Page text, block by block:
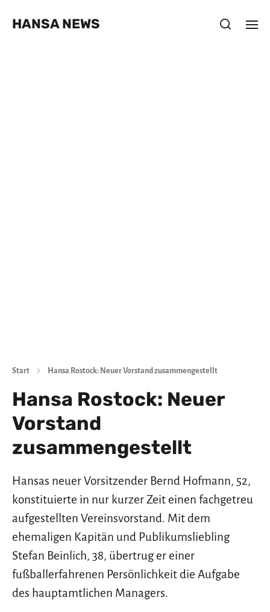
HANSA NEWS
Start Hansa Rostock: Neuer Vorstand zusammengestellt
Hansa Rostock: Neuer
Vorstand
zusammengestellt
Hansas neuer Vorsitzender Bernd Hofmann, 52,
konstituierte in nur kurzer Zeit einen fachgetreu
aufgestellten Vereinsvorstand. Mit dem
ehemaligen Kapitän und Publikumsliebling
Stefan Beinlich, 38, übertrug er einer
fußballerfahrenen Persönlichkeit die Aufgabe
des hauptamtlichen Managers.